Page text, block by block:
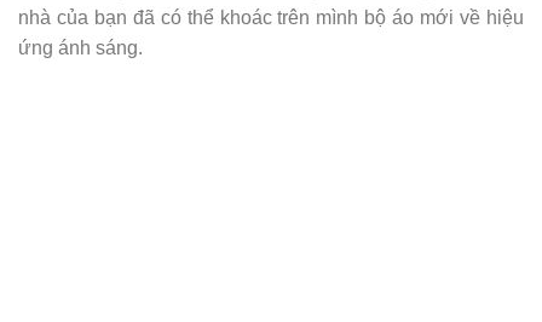
nhà của bạn đã có thể khoác trên mình bộ áo mới về hiệu
ứng ánh sáng.